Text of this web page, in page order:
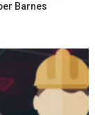
Barnes